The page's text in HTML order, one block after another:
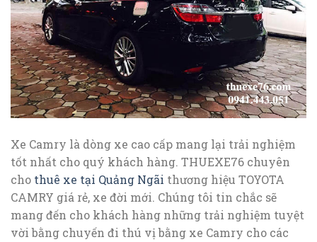
Xe Camry là dòng xe cao cấp mang lại trải nghiệm
tốt nhất cho quý khách hàng. THUEXE76 chuyên
cho thuê xe tại Quảng Ngãi thương hiệu TOYOTA
CAMRY giá rẻ, xe đời mới. Chúng tôi tin chắc sẽ
mang đến cho khách hàng những trải nghiệm tuyệt
vời bằng chuyến đi thú vị bằng xe Camry cho các